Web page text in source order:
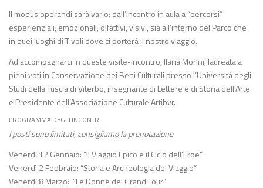
Il modus operandi sarà vario: dall’incontro in aula a “percorsi”
esperienziali, emozionali, olfattivi, visivi, sia all’interno del Parco che
in quei luoghi di Tivoli dove ci porterà il nostro viaggio.
Ad accompagnarci in queste visite-incontro, Ilaria Morini, laureata a
pieni voti in Conservazione dei Beni Culturali presso l’Università degli
Studi della Tuscia di Viterbo, insegnante di Lettere e di Storia dell’Arte
e Presidente dell’Associazione Culturale Artibvr.
PROGRAMMA DEGLI INCONTRI
I posti sono limitati, consigliamo la prenotazione
Venerdì 12 Gennaio: “Il Viaggio Epico e il Ciclo dell’Eroe”
Venerdì 2 Febbraio: “Storia e Archeologia del Viaggio”
Venerdì 8 Marzo: “Le Donne del Grand Tour”